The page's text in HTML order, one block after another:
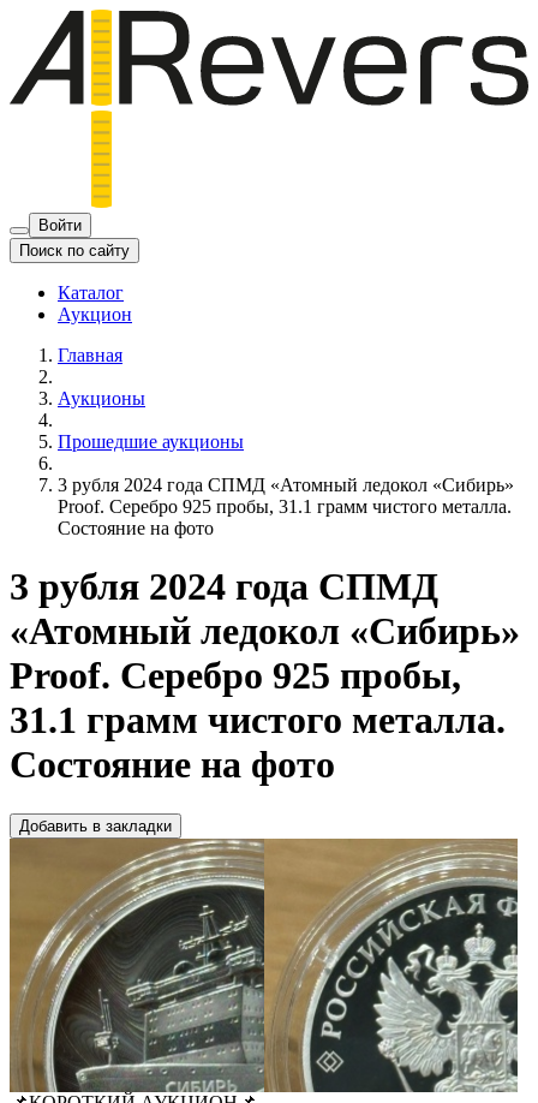
Войти
Поиск по сайту
Каталог
Аукцион
Главная
Аукционы
Прошедшие аукционы
3 рубля 2024 года СПМД «Атомный ледокол «Сибирь»
Proof. Серебро 925 пробы, 31.1 грамм чистого металла.
Состояние на фото
3 рубля 2024 года СПМД
«Атомный ледокол «Сибирь»
Proof. Серебро 925 пробы,
31.1 грамм чистого металла.
Состояние на фото
Добавить в закладки